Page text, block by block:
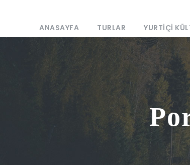
ANASAYFA TURLAR YURTIÇI